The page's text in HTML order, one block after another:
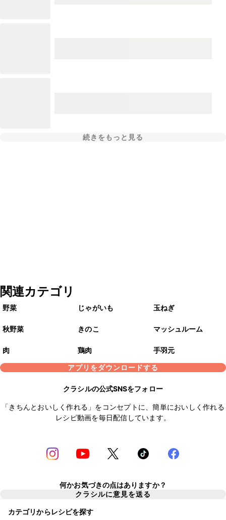
続きをもっと見る
関連カテゴリ
野菜 じゃがいも 玉ねぎ
秋野菜 きのこ マッシュルーム
肉 鶏肉
手羽元
アプリをダウンロードする
クラシルの公式SNSをフォロー
「きちんとおいしく作れる」をコンセプトに、簡単においしく作れる
レシピ動画を毎日配信しています。
何かお気づきの点はありますか？
クラシルに意見を送る
カテゴリからレシピを探す